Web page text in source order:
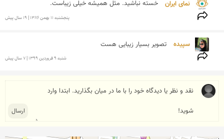
نمای ایران خسته نباشید. مثل همیشه خیلی زیباست.
پنجشنبه 11 بهمن 1386 | 19 سال پیش
سپیده تصویر بسیار زیبایی هست
شنبه 9 فروردين 1399 | 7 سال پیش